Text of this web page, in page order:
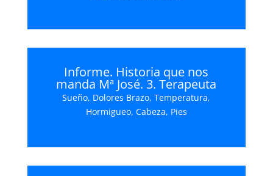
Informe. Historia que nos
manda Mª José. 3. Terapeuta
Sueño, Dolores Brazo, Temperatura,
Hormigueo, Cabeza, Pies